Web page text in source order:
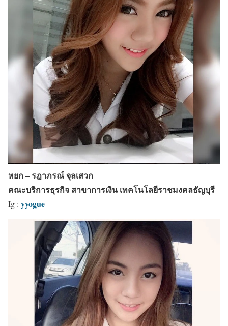
หยก – รฎาภรณ์ จุลเสวก
คณะบริการธุรกิจ สาขาการเงิน เทคโนโลยีราชมงคลธัญบุรี
Ig : yyogue